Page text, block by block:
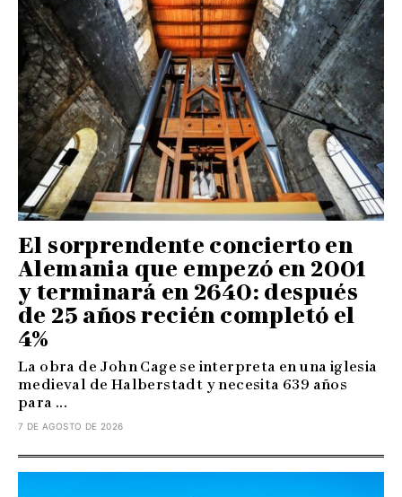
El sorprendente concierto en
Alemania que empezó en 2001
y terminará en 2640: después
de 25 años recién completó el
4%
La obra de John Cage se interpreta en una iglesia
medieval de Halberstadt y necesita 639 años
para ...
7 DE AGOSTO DE 2026